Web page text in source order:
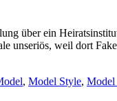
über ein
unseriös, weil dort
, Model Style, Model